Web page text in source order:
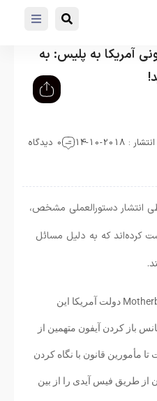
آمریکا به پلیس: به
: 2018-10-14
0 دیدگاه
انتشار دستورالعملی مشخص،
کرده‌اند که به دلیل مسائل
بر اساس جدیدترین گزارش Motherboard دولت آمریکا این
باز کردن آیفون متهمین از
مأمورین قانون با نگاه کردن
از طریق فیس آیدی را از بین